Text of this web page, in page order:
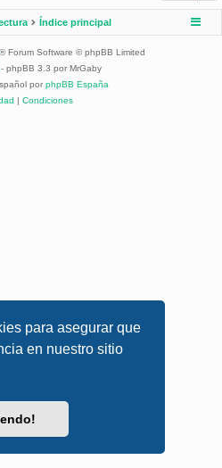
para asegurar que
en nuestro sitio
Índice principal
® Forum Software © phpBB Limited
- phpBB 3.3 por MrGaby
por phpBB España
| Condiciones